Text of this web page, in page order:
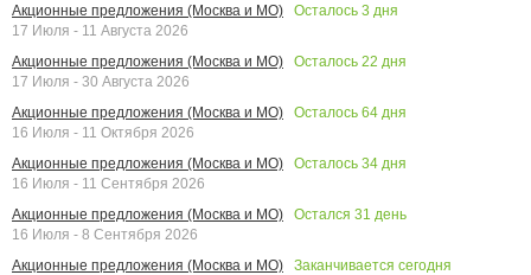
Акционные предложения (Москва и МО)
Осталось 3 дня
17 Июля - 11 Августа 2026
Акционные предложения (Москва и МО)
Осталось 22 дня
17 Июля - 30 Августа 2026
Акционные предложения (Москва и МО)
Осталось 64 дня
16 Июля - 11 Октября 2026
Акционные предложения (Москва и МО)
Осталось 34 дня
16 Июля - 11 Сентября 2026
Акционные предложения (Москва и МО)
Остался 31 день
16 Июля - 8 Сентября 2026
Акционные предложения (Москва и МО)
Заканчивается сегодня